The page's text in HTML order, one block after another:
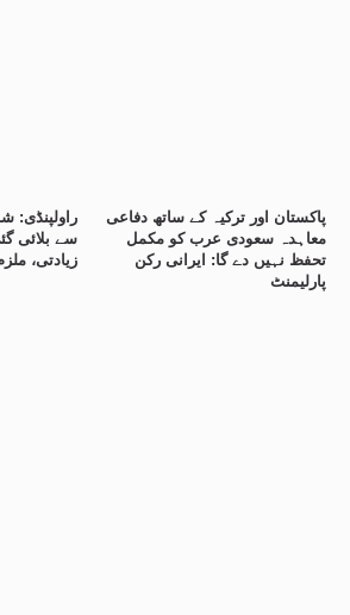
راولپنڈی:
سے بلائی
زیادتی،
پاکستان اور ترکیہ کے ساتھ دفاعی
معاہدہ سعودی عرب کو مکمل
تحفظ نہیں دے گا: ایرانی رکن
پارلیمنٹ